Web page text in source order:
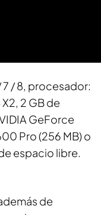
7 / 8, procesador:
2 GB de
GeForce
Pro (256 MB) o
espacio libre.
de